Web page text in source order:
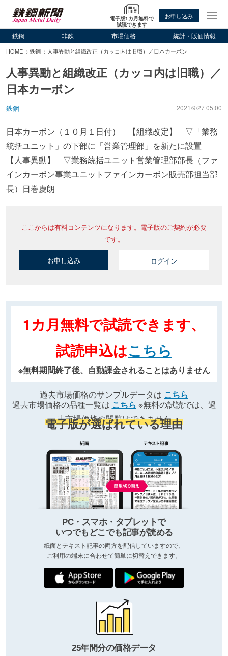
電子版1カ月無料で
試読できます
お申し込み
鉄鋼 非鉄 市場価格 統計・販価情報
HOME 鉄鋼 人事異動と組織改正（カッコ内は旧職）／日本カーボン
人事異動と組織改正（カッコ内は旧職）／
日本カーボン
鉄鋼 2021/9/27 05:00
日本カーボン（１０月１日付） 【組織改定】 ▽「業務
統括ユニット」の下部に「営業管理部」を新たに設置
【人事異動】 ▽業務統括ユニット営業管理部部長（ファ
インカーボン事業ユニットファインカーボン販売部担当部
長）日巻慶朗
ここからは有料コンテンツになります。電子版のご契約が必要
です。
お申し込み ログイン
1カ月無料で試読できます、
試読申込はこちら
※無料期間終了後、自動課金されることはありません
過去市場価格のサンプルデータは こちら
過去市場価格の品種一覧は こちら ※無料の試読では、過
去市場価格の閲覧はできません
電子版が選ばれている理由
PC・スマホ・タブレットで
いつでもどこでも記事が読める
紙面とテキスト記事の両方を配信していますので、
ご利用の端末に合わせて簡単に切替えできます。
25年間分の価格データ